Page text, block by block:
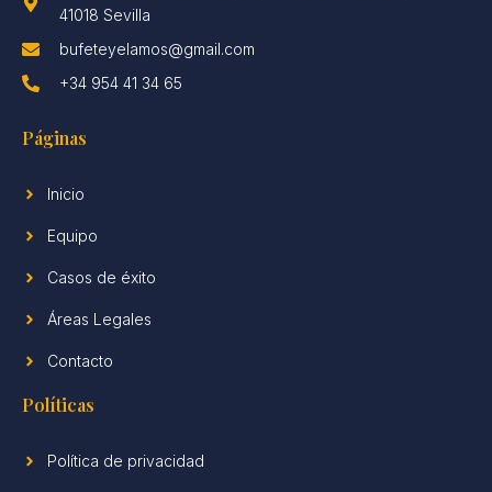
41018 Sevilla
bufeteyelamos@gmail.com
+34 954 41 34 65
Páginas
Inicio
Equipo
Casos de éxito
Áreas Legales
Contacto
Políticas
Política de privacidad